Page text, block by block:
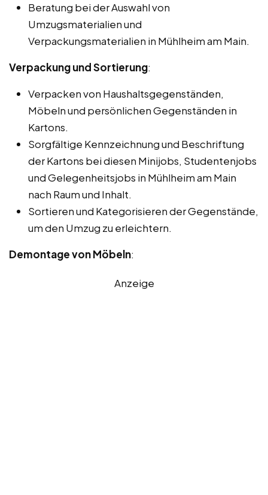
Beratung bei der Auswahl von
Umzugsmaterialien und
Verpackungsmaterialien in Mühlheim am Main.
Verpackung und Sortierung:
Verpacken von Haushaltsgegenständen,
Möbeln und persönlichen Gegenständen in
Kartons.
Sorgfältige Kennzeichnung und Beschriftung
der Kartons bei diesen Minijobs, Studentenjobs
und Gelegenheitsjobs in Mühlheim am Main
nach Raum und Inhalt.
Sortieren und Kategorisieren der Gegenstände,
um den Umzug zu erleichtern.
Demontage von Möbeln:
Anzeige